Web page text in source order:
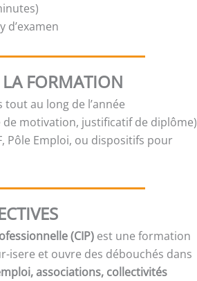
d’examen
LA FORMATION
au long de l’année
de motivation, justificatif de diplôme)
Pôle Emploi, ou dispositifs pour
(CIP) est une formation
isere et ouvre des débouchés dans
associations, collectivités